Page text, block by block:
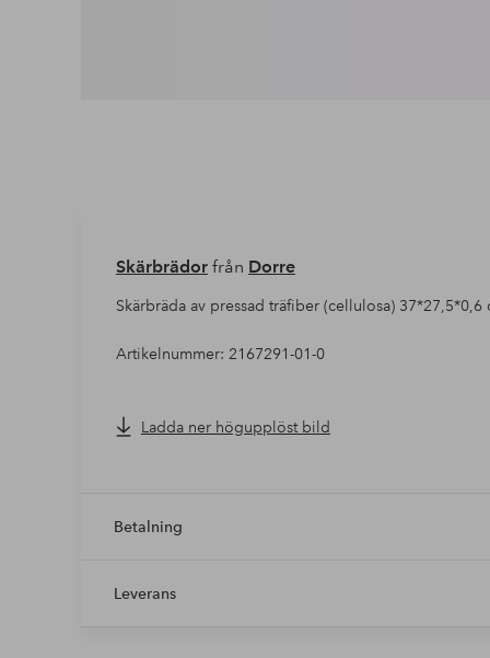
Skärbrädorfrån Dorre
Skärbräda av pressad träfiber (cellulosa) 37*27,5*0,6
Artikelnummer: 2167291-01-0
Ladda ner högupplöst bild
Betalning
Leverans